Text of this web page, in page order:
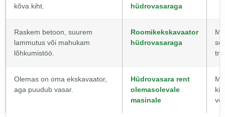
kõva kiht.
hüdrovasaraga
Raskem betoon, suurem
lammutus või mahukam
lõhkumistöö.
Roomikekskavaator
hüdrovasaraga
Olemas on oma ekskavaator,
aga puudub vasar.
Hüdrovasara rent
olemasolevale
masinale